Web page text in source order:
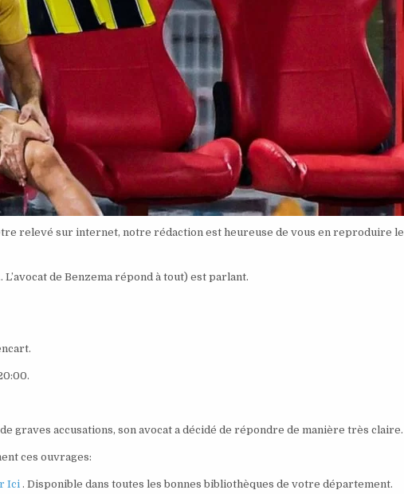
relevé sur internet, notre rédaction est heureuse de vous en reproduire le
de Benzema répond à tout) est parlant.
graves accusations, son avocat a décidé de répondre de manière très claire.
ces ouvrages:
Ici. Disponible dans toutes les bonnes bibliothèques de votre département.